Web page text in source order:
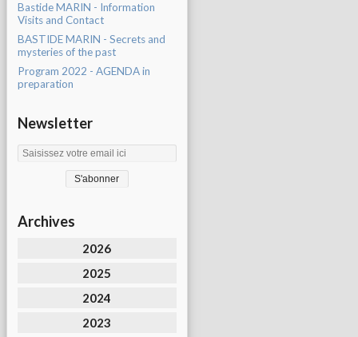
Bastide MARIN - Information
Visits and Contact
BASTIDE MARIN - Secrets and
mysteries of the past
Program 2022 - AGENDA in
preparation
Newsletter
Archives
2026
2025
2024
2023